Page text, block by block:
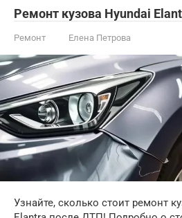
Ремонт кузова Hyundai
Ремонт Елена Петрова
Узнайте, сколько стоит ремонт